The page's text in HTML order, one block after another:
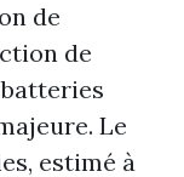
de
de
Le
estimé à